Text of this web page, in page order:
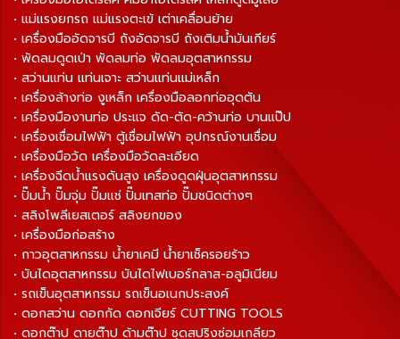
• แม่แรงยกรถ แม่แรงตะเข้ เต่าเคลื่อนย้าย
• เครื่องมืออัดจารบี ถังอัดจารบี ถังเติมน้ำมันเกียร์
• พัดลมดูดเป่า พัดลมท่อ พัดลมอุตสาหกรรม
• สว่านแท่น แท่นเจาะ สว่านแท่นแม่เหล็ก
• เครื่องล้างท่อ งูเหล็ก เครื่องมือลอกท่ออุดตัน
• เครื่องมืองานท่อ ประแจ ดัด-ตัด-คว้านท่อ บานแป๊ป
• เครื่องเชื่อมไฟฟ้า ตู้เชื่อมไฟฟ้า อุปกรณ์งานเชื่อม
• เครื่องมือวัด เครื่องมือวัดละเอียด
• เครื่องฉีดน้ำแรงดันสูง เครื่องดูดฝุ่นอุตสาหกรรม
• ปั๊มน้ำ ปั๊มจุ่ม ปั๊มแช่ ปั๊มเทสท่อ ปั๊มชนิดต่างๆ
• สลิงโพลีเยสเตอร์ สลิงยกของ
• เครื่องมือก่อสร้าง
• กาวอุตสาหกรรม น้ำยาเคมี น้ำยาเช็ครอยร้าว
• บันไดอุตสาหกรรม บันไดไฟเบอร์กลาส-อลูมิเนียม
• รถเข็นอุตสาหกรรม รถเข็นอเนกประสงค์
• ดอกสว่าน ดอกกัด ดอกเจียร์ CUTTING TOOLS
• ดอกต๊าป ดายต๊าป ด้ามต๊าป ชุดสปริงซ่อมเกลียว